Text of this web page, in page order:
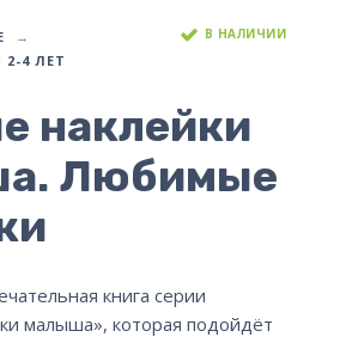
4 ЛЕТ
В НАЛИЧИИ
наклейки
Любимые
книга серии
малыша», которая подойдёт